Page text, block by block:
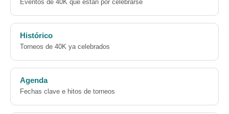
Eventos de 40K que están por celebrarse
Histórico
Torneos de 40K ya celebrados
Agenda
Fechas clave e hitos de torneos